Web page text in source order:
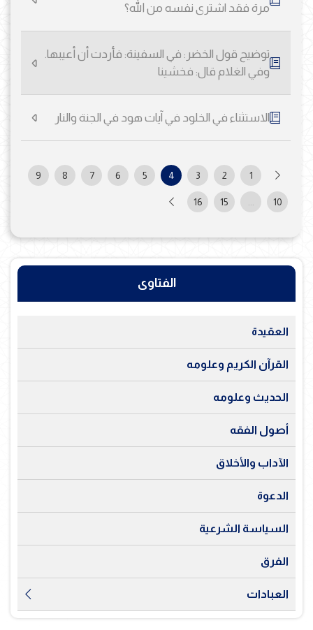
مرة فقد اشترى نفسه من الله؟
توضيح قول الخضر: في السفينة: فأردت أن أعيبها.
وفي الغلام قال: فخشينا
الاستثناء في الخلود في آيات هود في الجنة والنار
1
2
3
4
5
6
7
8
9
10
15
16
الفتاوى
العقيدة
القرآن الكريم وعلومه
الحديث وعلومه
أصول الفقه
الآداب والأخلاق
الدعوة
السياسة الشرعية
الفرق
العبادات